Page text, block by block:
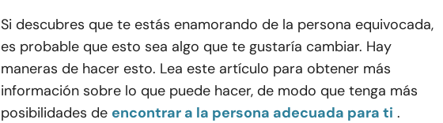
Si descubres que te estás enamorando de la persona equivocada,
es probable que esto sea algo que te gustaría cambiar. Hay
maneras de hacer esto. Lea este artículo para obtener más
información sobre lo que puede hacer, de modo que tenga más
posibilidades de encontrar a la persona adecuada para ti .